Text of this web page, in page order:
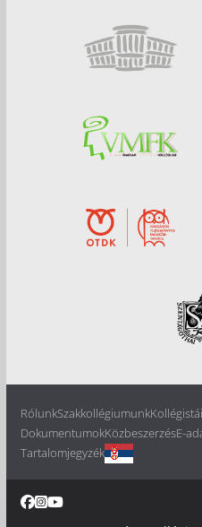
RólunkSzakkollégiumunk
DokumentumokKözbeszerzésE-
Tartalomjegyzék